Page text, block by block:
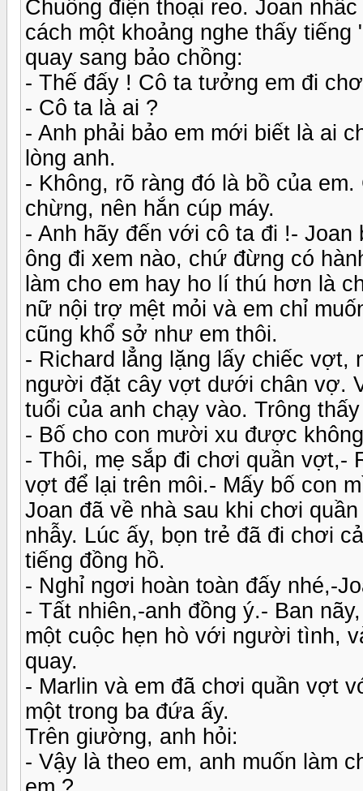
Chuông điện thoại reo. Joan
cách một khoảng nghe thấy
quay sang bảo chồng:
- Thế đấy ! Cô ta tưởng em đi
- Cô ta là ai ?
- Anh phải bảo em mới biết là ai
lòng anh.
- Không, rõ ràng đó là bồ của
chừng, nên hắn cúp máy.
- Anh hãy đến với cô ta đi !-
ông đi xem nào, chứ đừng có
làm cho em hay ho lí thú hơn là
nữ nội trợ mệt mỏi và em chỉ
cũng khổ sở như em thôi.
- Richard lẳng lặng lấy chiếc vợt,
người đặt cây vợt dưới chân vợ.
tuổi của anh chạy vào. Trông
- Bố cho con mười xu được
- Thôi, mẹ sắp đi chơi quần vợt,-
vợt để lại trên môi.- Mấy bố con
Joan đã về nhà sau khi chơi
nhẫy. Lúc ấy, bọn trẻ đã đi chơi
tiếng đồng hồ.
- Nghỉ ngơi hoàn toàn đấy nhé,-
- Tất nhiên,-anh đồng ý.- Ban
một cuộc hẹn hò với người tình,
quay.
- Marlin và em đã chơi quần vợt
một trong ba đứa ấy.
Trên giường, anh hỏi:
- Vậy là theo em, anh muốn làm